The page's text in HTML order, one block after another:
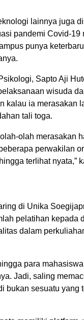
lainnya juga
pandemi Covid-19
punya
Sapto Aji
wisuda
kalau ia merasakan
tali toga.
olah merasakan
perwakilan
terlihat nyata,”
di Unika
pelatihan kepada
dalam
para
Jadi, saling
bukan sesuatu yang